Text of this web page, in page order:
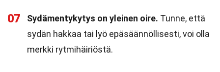
07 Sydämentykytys on yleinen oire. Tunne, että
sydän hakkaa tai lyö epäsäännöllisesti, voi olla
merkki rytmihäiriöstä.